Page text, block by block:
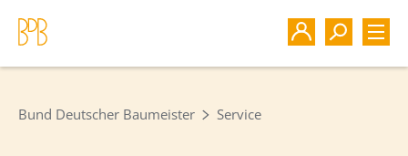
Bund Deutscher Baumeister Service